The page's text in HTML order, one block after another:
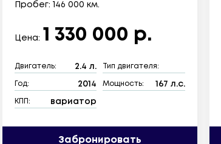
Пробег: 146 000 км.
Цена: 1 330 000 р.
Двигатель: 2.4 л. Тип двигателя:
Год: 2014 Мощность: 167 л.с.
КПП: вариатор
Забронировать